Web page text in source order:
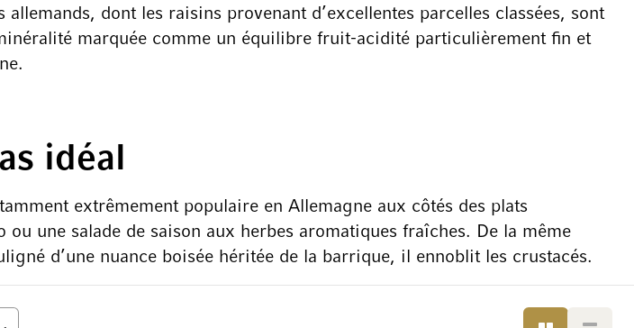
dont les raisins provenant d’excellentes parcelles classées, sont
marquée comme un équilibre fruit-acidité particulièrement fin et
idéal
extrêmement populaire en Allemagne aux côtés des plats
une salade de saison aux herbes aromatiques fraîches. De la même
d’une nuance boisée héritée de la barrique, il ennoblit les crustacés.